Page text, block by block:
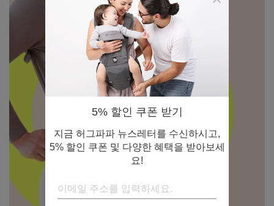
5% 할인 쿠폰 받기
지금 허그파파 뉴스레터를 수신하시고,
5% 할인 쿠폰 및 다양한 혜택을 받아보세
요!